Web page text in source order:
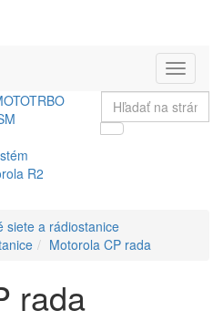
Toggle
R2
siete a rádiostanice
Motorola CP rada
rada